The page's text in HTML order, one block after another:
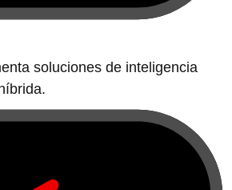
soluciones de inteligencia